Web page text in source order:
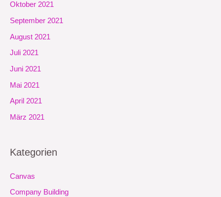
Oktober 2021
September 2021
August 2021
Juli 2021
Juni 2021
Mai 2021
April 2021
März 2021
Kategorien
Canvas
Company Building